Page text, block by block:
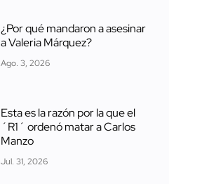
¿Por qué mandaron a asesinar
a Valeria Márquez?
Ago. 3, 2026
Esta es la razón por la que el
´R1´ ordenó matar a Carlos
Manzo
Jul. 31, 2026